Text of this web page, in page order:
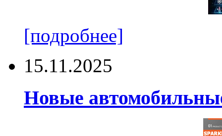
[подробнее]
15.11.2025
Новые